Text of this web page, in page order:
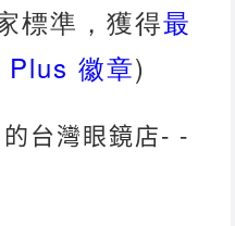
標準，獲得最
Plus徽章)
台灣眼鏡店- -